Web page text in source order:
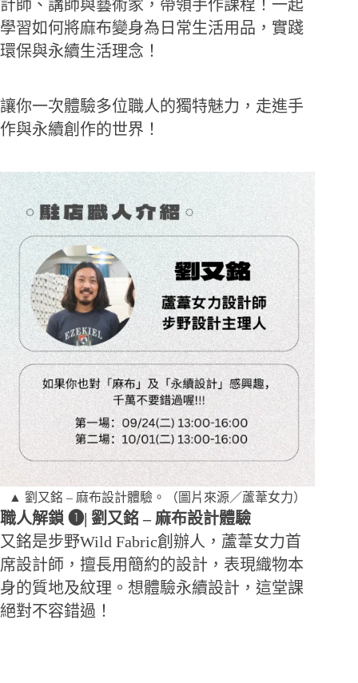
計師、講師與藝術家，帶領手作課程！一起
學習如何將麻布變身為日常生活用品，實踐
環保與永續生活理念！
讓你一次體驗多位職人的獨特魅力，走進手
作與永續創作的世界！
▲ 劉又銘 – 麻布設計體驗。（圖片來源／蘆葦女力）
​職人解鎖 ➊| 劉又銘 – 麻布設計體驗
又銘是步野Wild Fabric創辦人，蘆葦女力首
席設計師，擅長用簡約的設計，表現織物本
身的質地及紋理。想體驗永續設計，這堂課
絕對不容錯過！